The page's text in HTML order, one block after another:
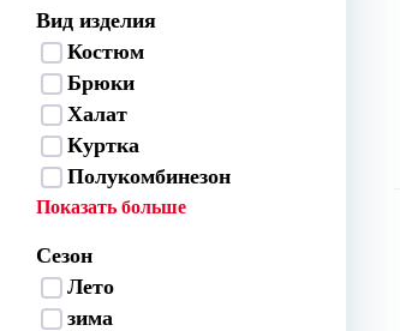
Вид изделия
Костюм
Брюки
Халат
Куртка
Полукомбинезон
Показать больше
Сезон
Лето
зима